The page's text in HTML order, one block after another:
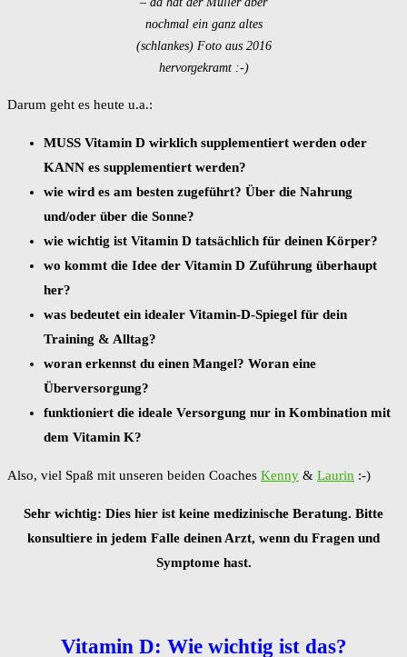
nochmal ein ganz altes
(schlankes) Foto aus 2016
hervorgekramt :-)
Darum geht es heute u.a.:
MUSS Vitamin D wirklich supplementiert werden oder
KANN es supplementiert werden?
wie wird es am besten zugeführt? Über die Nahrung
und/oder über die Sonne?
wie wichtig ist Vitamin D tatsächlich für deinen Körper?
wo kommt die Idee der Vitamin D Zuführung überhaupt
her?
was bedeutet ein idealer Vitamin-D-Spiegel für dein
Training & Alltag?
woran erkennst du einen Mangel? Woran eine
Überversorgung?
funktioniert die ideale Versorgung nur in Kombination mit
dem Vitamin K?
Also, viel Spaß mit unseren beiden Coaches Kenny & Laurin :-)
Sehr wichtig: Dies hier ist keine medizinische Beratung. Bitte
konsultiere in jedem Falle deinen Arzt, wenn du Fragen und
Symptome hast.
Vitamin D: Wie wichtig ist das?